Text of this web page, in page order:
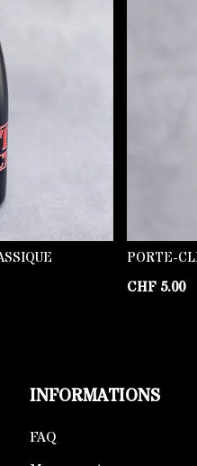
PORTE-
CHF 5.00
INFORMATIONS
FAQ